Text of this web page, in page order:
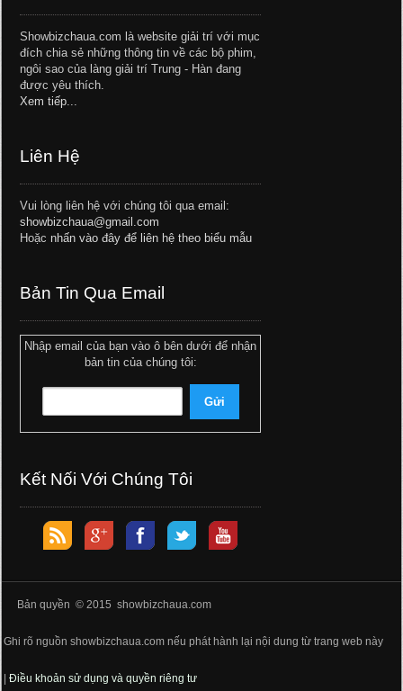
Showbizchaua.com là website giải trí với mục
đích chia sẻ những thông tin về các bộ phim,
ngôi sao của làng giải trí Trung - Hàn đang
được yêu thích.
Xem tiếp...
Liên Hệ
Vui lòng liên hệ với chúng tôi qua email:
showbizchaua@gmail.com
Hoặc nhấn vào đây để liên hệ theo biểu mẫu
Bản Tin Qua Email
Nhập email của bạn vào ô bên dưới để nhận
bản tin của chúng tôi:
Kết Nối Với Chúng Tôi
Bản quyền © 2015 showbizchaua.com
Ghi rõ nguồn showbizchaua.com nếu phát hành lại nội dung từ trang web này
|Điều khoản sử dụng và quyền riêng tư